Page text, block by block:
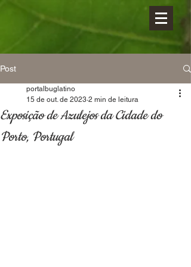
Post
Exposição de Azulejos da Cidade do
Porto, Portugal
portalbuglatino
15 de out. de 2023 2 min de leitura